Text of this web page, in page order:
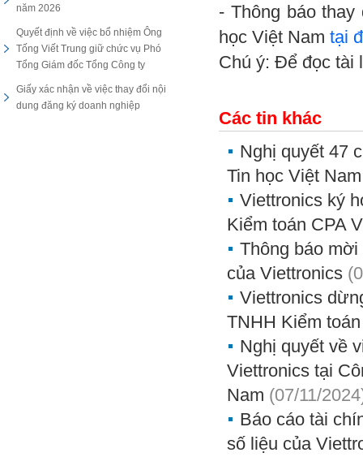
năm 2026
Quyết định về việc bổ nhiệm Ông
Tống Viết Trung giữ chức vụ Phó
Tổng Giám đốc Tổng Công ty
Giấy xác nhận về việc thay đổi nội
dung đăng ký doanh nghiệp
- Thông báo
học Việt Nam tại
Chú ý: Để đọc tài
Các tin khác
Nghị quyết 47
Tin học Việt Nam
Viettronics ký
Kiểm toán CPA
Thông báo
của Viettronics
Viettronics
TNHH Kiểm
Nghị quyết về
Viettronics tại
Nam (07/11/
Báo cáo tài
số liệu của